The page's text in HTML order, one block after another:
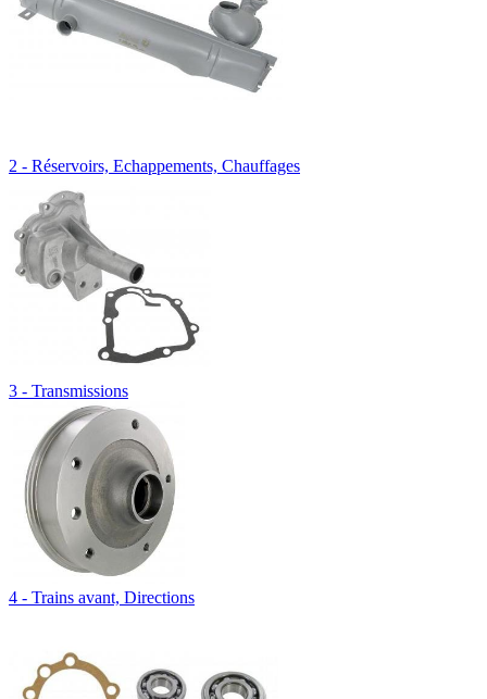
2 - Réservoirs, Echappements, Chauffages
3 - Transmissions
4 - Trains avant, Directions